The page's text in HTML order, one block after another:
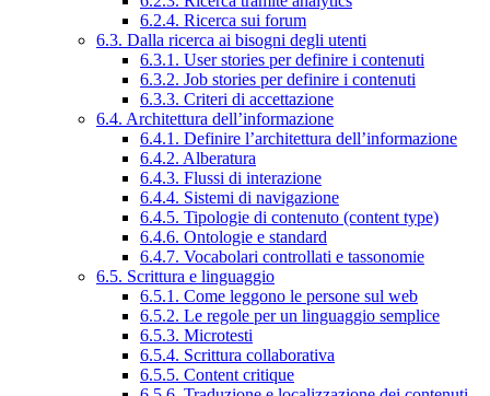
6.2.4. Ricerca sui forum
6.3. Dalla ricerca ai bisogni degli utenti
6.3.1. User stories per definire i contenuti
6.3.2. Job stories per definire i contenuti
6.3.3. Criteri di accettazione
6.4. Architettura dell’informazione
6.4.1. Definire l’architettura dell’informazione
6.4.2. Alberatura
6.4.3. Flussi di interazione
6.4.4. Sistemi di navigazione
6.4.5. Tipologie di contenuto (content type)
6.4.6. Ontologie e standard
6.4.7. Vocabolari controllati e tassonomie
6.5. Scrittura e linguaggio
6.5.1. Come leggono le persone sul web
6.5.2. Le regole per un linguaggio semplice
6.5.3. Microtesti
6.5.4. Scrittura collaborativa
6.5.5. Content critique